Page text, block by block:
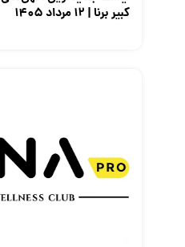
کبیر برنا | ۱۲ مرداد ۱۴۰۵